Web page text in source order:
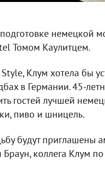
немецкой
Томом Каулитцем.
Клум хотела бы
в Германии. 45-
гостей лучшей
пиво и шницель.
будут приглашены
коллега Клум